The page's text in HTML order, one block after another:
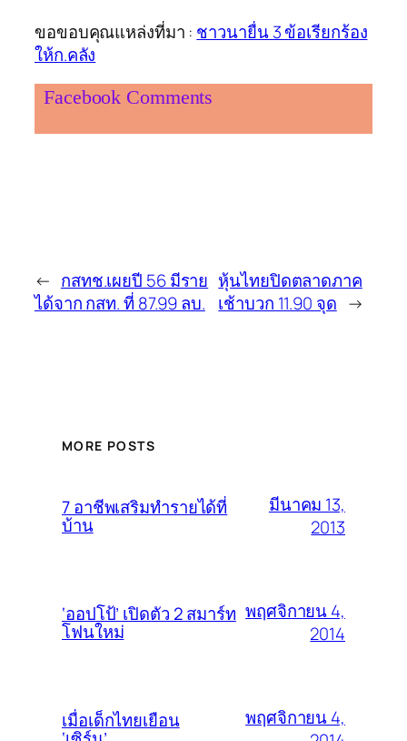
ขอขอบคุณแหล่งที่มา : ชาวนายื่น 3 ข้อเรียกร้อง
ให้ก.คลัง
Facebook Comments
← กสทช.เผยปี 56 มีราย
ได้จาก กสท. ที่ 87.99 ลบ.
หุ้นไทยปิดตลาดภาค
เช้าบวก 11.90 จุด →
MORE POSTS
7 อาชีพเสริมทำรายได้ที่
บ้าน
มีนาคม 13,
2013
‘ออปโป้’ เปิดตัว 2 สมาร์ท
โฟนใหม่
พฤศจิกายน 4,
2014
เมื่อเด็กไทยเยือน
พฤศจิกายน 4,